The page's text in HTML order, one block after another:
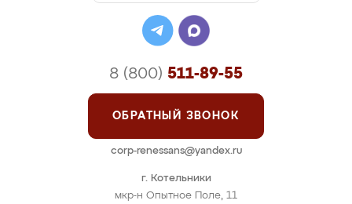
г. Котельники
мкр-н Опытное Поле, 11
8 (800) 511-89-55
ОБРАТНЫЙ ЗВОНОК
corp-renessans@yandex.ru